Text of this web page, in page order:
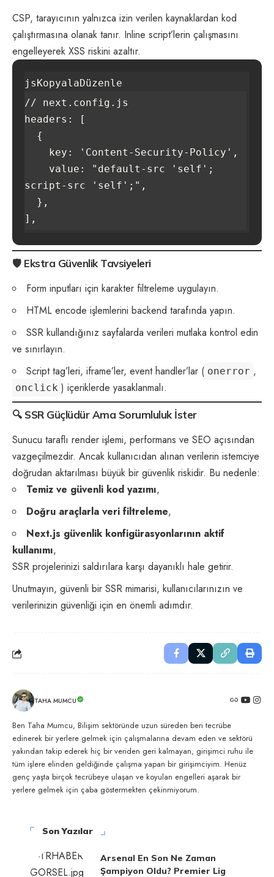
CSP, tarayıcının yalnızca izin verilen kaynaklardan kod
çalıştırmasına olanak tanır. Inline script’lerin çalışmasını
engelleyerek XSS riskini azaltır.
jsKopyalaDüzenle
// next.config.js
headers: [
script-src 'self';",
🛡️ Ekstra Güvenlik Tavsiyeleri
Form inputları için karakter filtreleme uygulayın.
HTML encode işlemlerini backend tarafında yapın.
SSR kullandığınız sayfalarda verileri mutlaka kontrol edin
ve sınırlayın.
Script tag’leri, iframe’ler, event handler’lar ( onerror ,
onclick ) içeriklerde yasaklanmalı.
🔍 SSR Güçlüdür Ama Sorumluluk İster
Sunucu taraflı render işlemi, performans ve SEO açısından
vazgeçilmezdir. Ancak kullanıcıdan alınan verilerin istemciye
doğrudan aktarılması büyük bir güvenlik riskidir. Bu nedenle:
Temiz ve güvenli kod yazımı,
Doğru araçlarla veri filtreleme,
Next.js güvenlik konfigürasyonlarının aktif
kullanımı,
SSR projelerinizi saldırılara karşı dayanıklı hale getirir.
Unutmayın, güvenli bir SSR mimarisi, kullanıcılarınızın ve
verilerinizin güvenliği için en önemli adımdır.
TAHA MUMCU
Ben Taha Mumcu, Bilişim sektöründe uzun süreden beri tecrübe
edinerek bir yerlere gelmek için çalışmalarına devam eden ve sektörü
yakından takip ederek hiç bir veriden geri kalmayan, girişimci ruhu ile
tüm işlere elinden geldiğinde çalışma yapan bir girişimciyim. Henüz
genç yaşta birçok tecrübeye ulaşan ve koyulan engelleri aşarak bir
yerlere gelmek için çaba göstermekten çekinmiyorum.
Son Yazılar
Arsenal En Son Ne Zaman
Şampiyon Oldu? Premier Lig